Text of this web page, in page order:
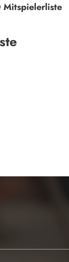
Mitspielerliste